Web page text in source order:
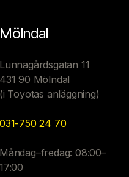
Mölndal
Lunnagårdsgatan 11
431 90 Mölndal
(i Toyotas anläggning)
031-750 24 70
Måndag–fredag: 08:00–
17:00